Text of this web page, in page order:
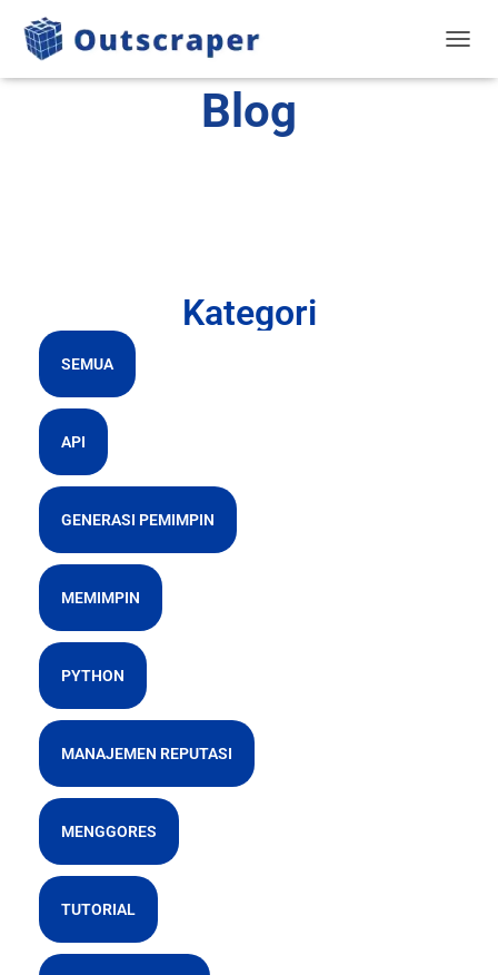
Blog
Kategori
SEMUA
API
GENERASI PEMIMPIN
MEMIMPIN
PYTHON
MANAJEMEN REPUTASI
MENGGORES
TUTORIAL